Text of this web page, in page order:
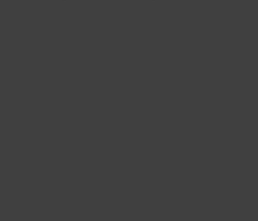
Den
traditionelle
Kro var jo
den ånd skal